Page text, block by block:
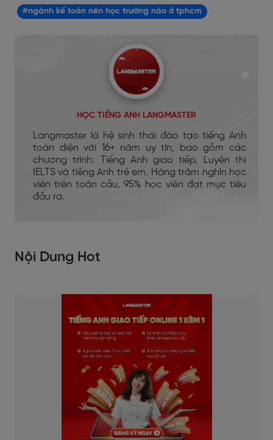
#ngành kế toán nên học trường nào ở tphcm
HỌC TIẾNG ANH LANGMASTER
Langmaster là hệ sinh thái đào tạo tiếng Anh
toàn diện với 16+ năm uy tín, bao gồm các
chương trình: Tiếng Anh giao tiếp, Luyện thi
IELTS và tiếng Anh trẻ em. Hàng trăm nghìn học
viên trên toàn cầu, 95% học viên đạt mục tiêu
đầu ra.
Nội Dung Hot